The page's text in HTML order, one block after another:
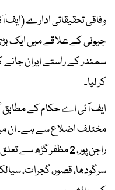
وفاقی تحقیقاتی ادارے
جیونی کے علاقے میں ایک بڑی
کر لیا۔
ایف آئی اے حکام کے مطابق
سرگودھا، قصور، گجرات،